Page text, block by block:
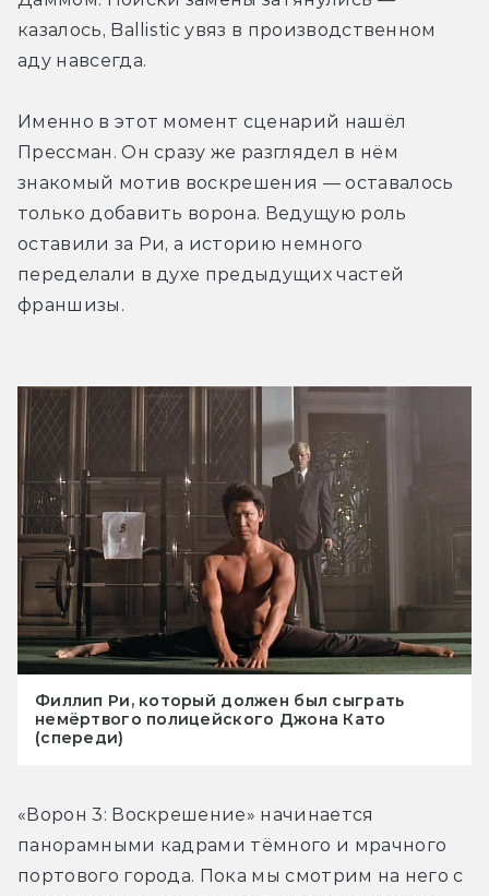
казалось, Ballistic увяз в производственном
аду навсегда.
Именно в этот момент сценарий нашёл
Прессман. Он сразу же разглядел в нём
знакомый мотив воскрешения — оставалось
только добавить ворона. Ведущую роль
оставили за Ри, а историю немного
переделали в духе предыдущих частей
франшизы.
Филлип Ри, который должен был сыграть
немёртвого полицейского Джона Като
(спереди)
«Ворон 3: Воскрешение» начинается
панорамными кадрами тёмного и мрачного
портового города. Пока мы смотрим на него с